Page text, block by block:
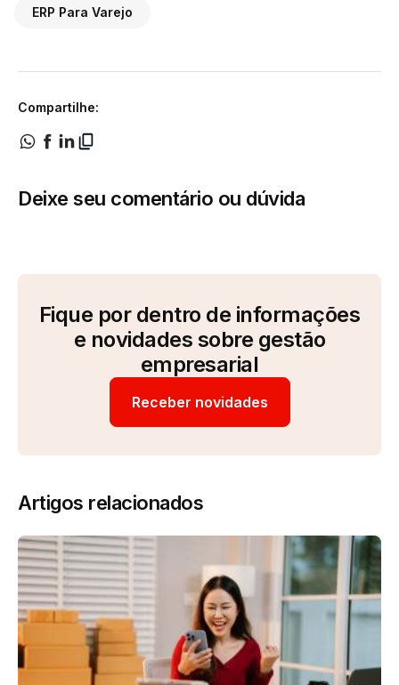
ERP Para Varejo
Compartilhe:
Deixe seu comentário ou dúvida
Fique por dentro de informações
e novidades sobre gestão
empresarial
Receber novidades
Artigos relacionados